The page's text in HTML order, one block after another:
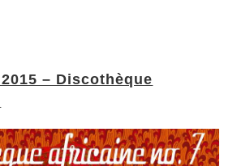
– Discothèque